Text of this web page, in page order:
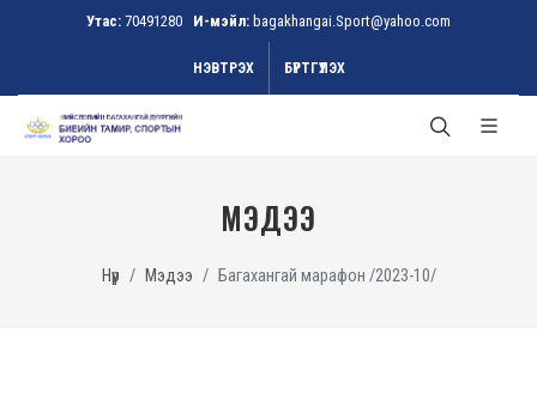
Утас: 70491280 И-мэйл: bagakhangai.Sport@yahoo.com
НЭВТРЭХ БҮРТГҮҮЛЭХ
МЭДЭЭ
Нүүр Мэдээ Багахангай марафон /2023-10/